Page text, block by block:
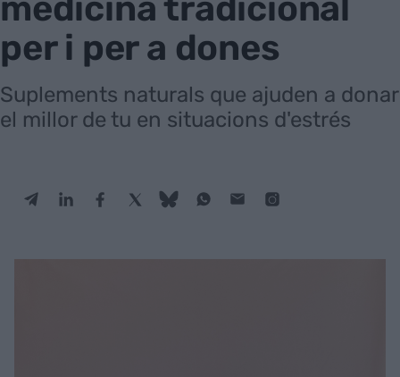
medicina tradicional
per i per a dones
Suplements naturals que ajuden a donar
el millor de tu en situacions d'estrés